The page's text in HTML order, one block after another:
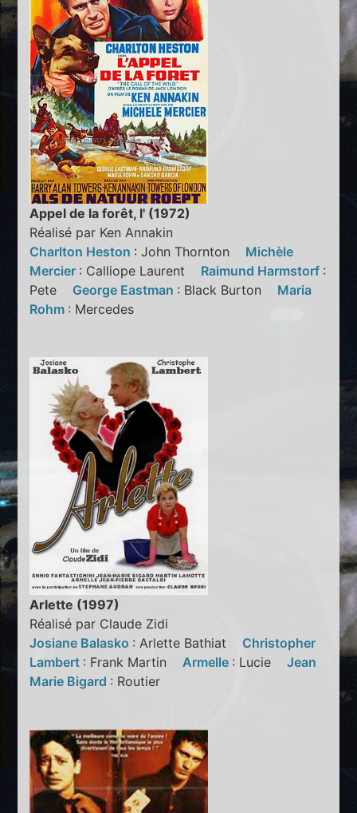
Appel de la forêt, l' (1972)
Réalisé par Ken Annakin
Charlton Heston : John Thornton Michèle
Mercier : Calliope Laurent Raimund Harmstorf :
Pete George Eastman : Black Burton Maria
Rohm : Mercedes
Arlette (1997)
Réalisé par Claude Zidi
Josiane Balasko : Arlette Bathiat Christopher
Lambert : Frank MartinArmelle : LucieJean
Marie Bigard : Routier